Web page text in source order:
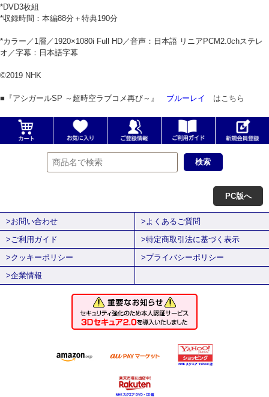
*DVD3枚組
*収録時間：本編88分＋特典190分
*カラー／1層／1920×1080i Full HD／音声：日本語 リニアPCM2.0chステレ
オ／字幕：日本語字幕
©2019 NHK
■『アシガールSP ～超時空ラブコメ再び～』 ブルーレイ はこちら
PC版へ
>お問い合わせ
>よくあるご質問
>ご利用ガイド
>特定商取引法に基づく表示
>クッキーポリシー
>プライバシーポリシー
>企業情報